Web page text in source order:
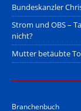
Bundeskanzler
Strom und OBS –
nicht?
Mutter betäubte
Branchenbuch